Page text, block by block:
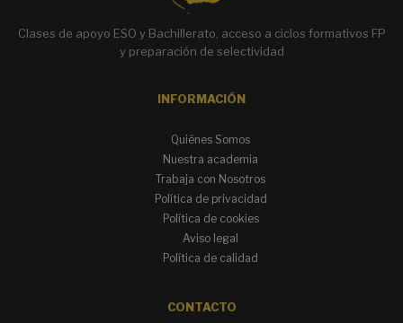
Clases de apoyo ESO y Bachillerato, acceso a ciclos formativos FP
y preparación de selectividad
INFORMACIÓN
Quiénes Somos
Nuestra academia
Trabaja con Nosotros
Política de privacidad
Política de cookies
Aviso legal
Política de calidad
CONTACTO